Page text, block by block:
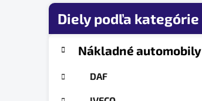
B
kategórieNákladné automobily
DAF